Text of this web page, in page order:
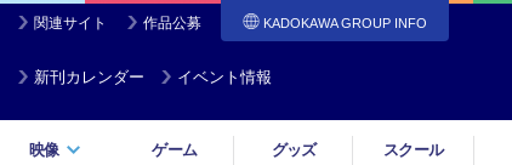
関連サイト 作品公募 KADOKAWA GROUP INFO
新刊カレンダー イベント情報
映像 ゲーム グッズ スクール